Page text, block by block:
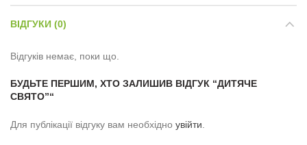
ВІДГУКИ (0)
Відгуків немає, поки що.
БУДЬТЕ ПЕРШИМ, ХТО ЗАЛИШИВ ВІДГУК “ДИТЯЧЕ
СВЯТО”“
Для публікації відгуку вам необхідно увійти